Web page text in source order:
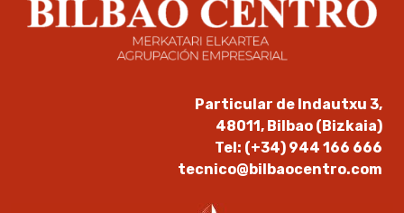
Particular de Indautxu 3,
48011, Bilbao (Bizkaia)
Tel: (+34) 944 166 666
tecnico@bilbaocentro.com